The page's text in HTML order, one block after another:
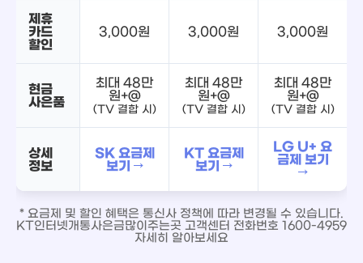
제휴
카드
할인
3,000원 3,000원 3,000원
현금
사은품
최대 48만
원+@
(TV 결합 시)
최대 48만
원+@
(TV 결합 시)
최대 48만
원+@
(TV 결합 시)
상세
정보
SK 요금제
보기 →
KT 요금제
보기 →
LG U+ 요
금제 보기
→
* 요금제 및 할인 혜택은 통신사 정책에 따라 변경될 수 있습니다.
KT인터넷개통사은금많이주는곳 고객센터 전화번호 1600-4959
자세히 알아보세요